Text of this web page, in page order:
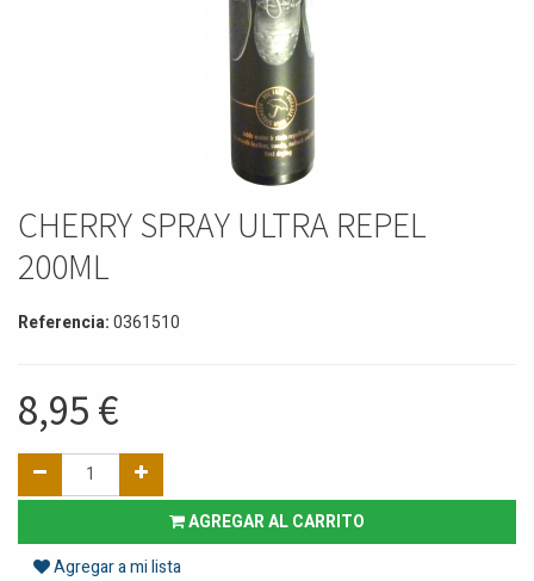
CHERRY SPRAY ULTRA REPEL
200ML
Referencia:0361510
8,95 €
AGREGAR AL CARRITO
Agregar a mi lista